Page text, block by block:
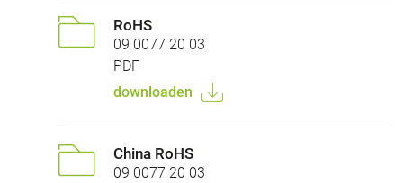
RoHS
09 0077 20 03
PDF
downloaden
China RoHS
09 0077 20 03